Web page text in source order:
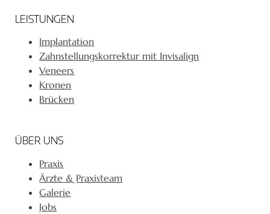
LEISTUNGEN
Implantation
Zahnstellungskorrektur mit Invisalign
Veneers
Kronen
Brücken
ÜBER UNS
Praxis
Ärzte & Praxisteam
Galerie
Jobs